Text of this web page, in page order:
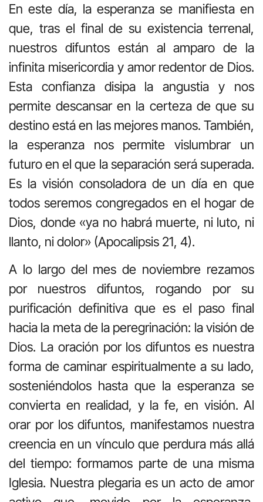
En este día, la esperanza se manifiesta en
que, tras el final de su existencia terrenal,
nuestros difuntos están al amparo de la
infinita misericordia y amor redentor de Dios.
Esta confianza disipa la angustia y nos
permite descansar en la certeza de que su
destino está en las mejores manos. También,
la esperanza nos permite vislumbrar un
futuro en el que la separación será superada.
Es la visión consoladora de un día en que
todos seremos congregados en el hogar de
Dios, donde «ya no habrá muerte, ni luto, ni
llanto, ni dolor» (Apocalipsis 21, 4).
A lo largo del mes de noviembre rezamos
por nuestros difuntos, rogando por su
purificación definitiva que es el paso final
hacia la meta de la peregrinación: la visión de
Dios. La oración por los difuntos es nuestra
forma de caminar espiritualmente a su lado,
sosteniéndolos hasta que la esperanza se
convierta en realidad, y la fe, en visión. Al
orar por los difuntos, manifestamos nuestra
creencia en un vínculo que perdura más allá
del tiempo: formamos parte de una misma
Iglesia. Nuestra plegaria es un acto de amor